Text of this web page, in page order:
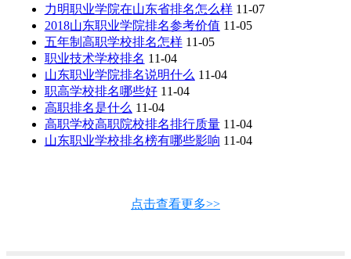
力明职业学院在山东省排名怎么样 11-07
2018山东职业学院排名参考价值 11-05
五年制高职学校排名怎样 11-05
职业技术学校排名 11-04
山东职业学院排名说明什么 11-04
职高学校排名哪些好 11-04
高职排名是什么 11-04
高职学校高职院校排名排行质量 11-04
山东职业学校排名榜有哪些影响 11-04
点击查看更多>>